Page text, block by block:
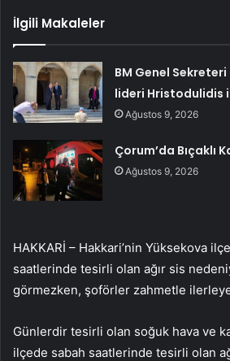
İlgili Makaleler
BM Genel Sekreteri
lideri Hristodulidis
Ağustos 9, 2026
Çorum’da Bıçaklı
Ağustos 9, 2026
HAKKARİ – Hakkari’nin Yüksekova
saatlerinde tesirli olan ağır sis
görmezken, şoförler zahmetle
Günlerdir tesirli olan soğuk hava ve
ilçede sabah saatlerinde tesirli olan